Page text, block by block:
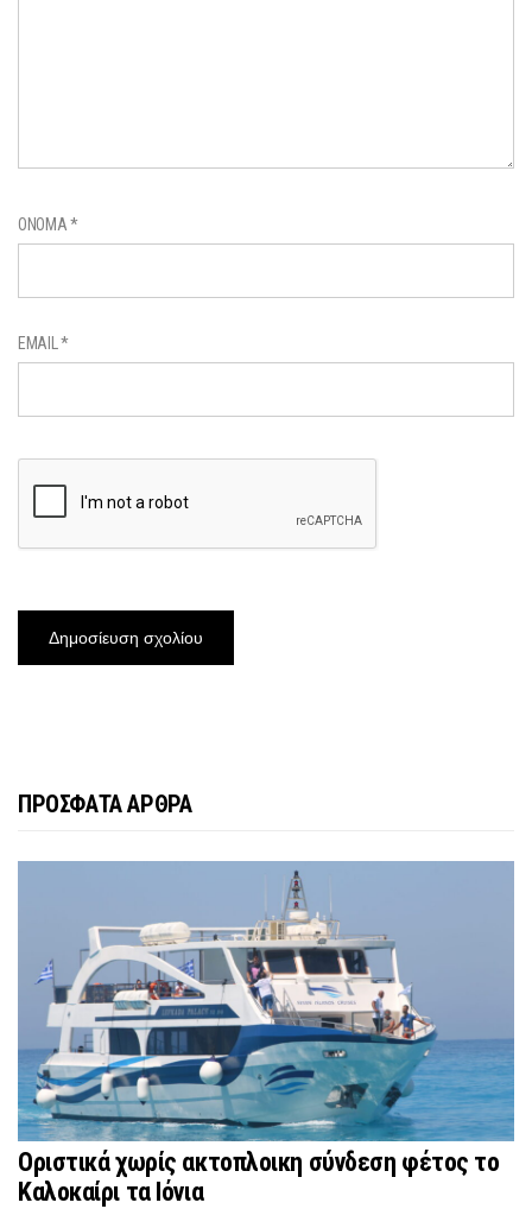
ΌΝΟΜΑ*
EMAIL*
ΠΡΟΣΦΑΤΑ ΑΡΘΡΑ
Οριστικά χωρίς ακτοπλοικη σύνδεση φέτος το
Καλοκαίρι τα Ιόνια